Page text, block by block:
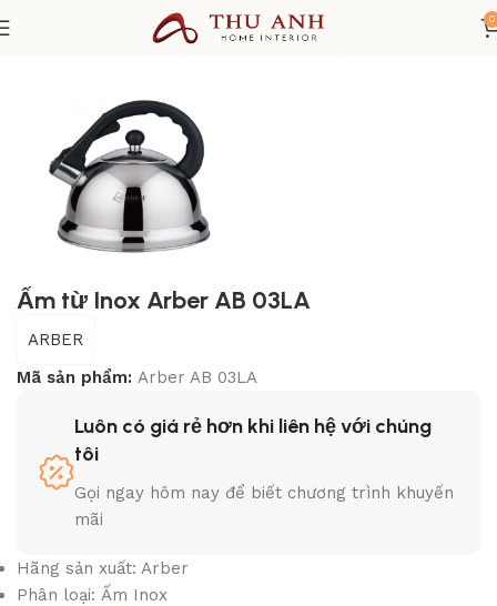
0
THIẾT BỊ NHÀ BẾP Đồ gia dụng
Ấm từ Inox Arber AB 03LA
ARBER
Mã sản phẩm: Arber AB 03LA
Luôn có giá rẻ hơn khi liên hệ với chúng
tôi
Gọi ngay hôm nay để biết chương trình khuyến
mãi
Hãng sản xuất: Arber
Phân loại: Ấm Inox